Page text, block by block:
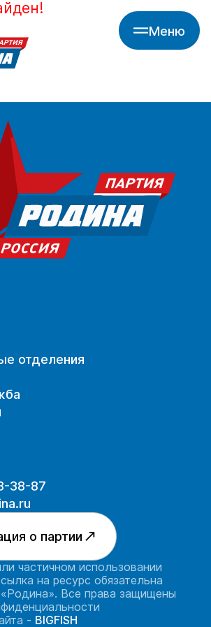
Меню
отделения
38-87
о партии
частичном использовании
на ресурс обязательна
Все права защищены
- BIGFISH